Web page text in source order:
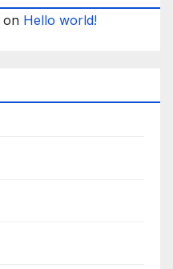
on Hello world!